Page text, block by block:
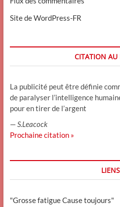
Site de WordPress-FR
CITATION AU
La publicité peut être définie
de paralyser l’intelligence
pour en tirer de l’argent
— S.Leacock
Prochaine citation »
LIENS
"Grosse fatigue Cause toujours"